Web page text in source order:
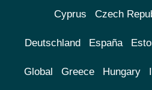
Cyprus Czech
Deutschland España
Global Greece Hungary